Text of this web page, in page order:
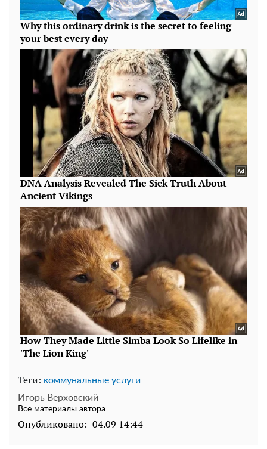
Теги: коммунальные услуги
Игорь Верховский
Все материалы автора
Опубликовано: 04.09 14:44